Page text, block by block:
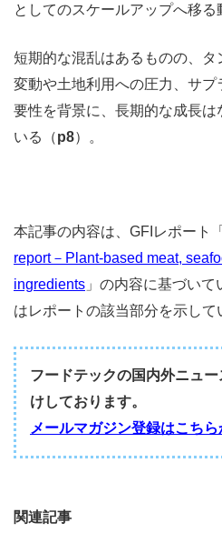
としてのスケールアップへ移る
短期的な混乱はあるものの、
変動や土地利用への圧力、サ
要性を背景に、長期的な成長
いる（p8）。
本記事の内容は、GFIレポート「
report－Plant-based meat,
ingredients 」の内容に基づい
はレポートの該当部分を示して
フードテックの国内外ニュ
けしております。
メールマガジン登録はこちら
関連記事